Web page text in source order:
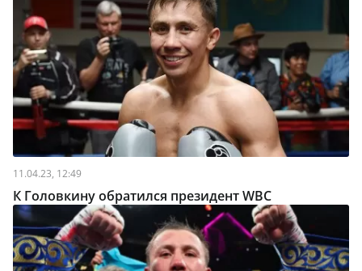
11.04.23, 12:49
К Головкину обратился президент WBC